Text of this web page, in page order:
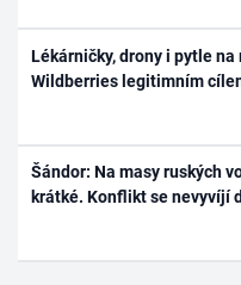
Lékárničky, drony i pytle
Wildberries legitimním
Šándor: Na masy ruských
krátké. Konflikt se nevyvíjí